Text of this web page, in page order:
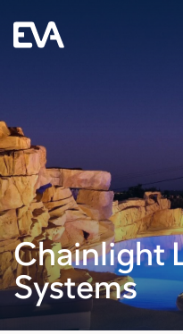
Chainlight
Systems